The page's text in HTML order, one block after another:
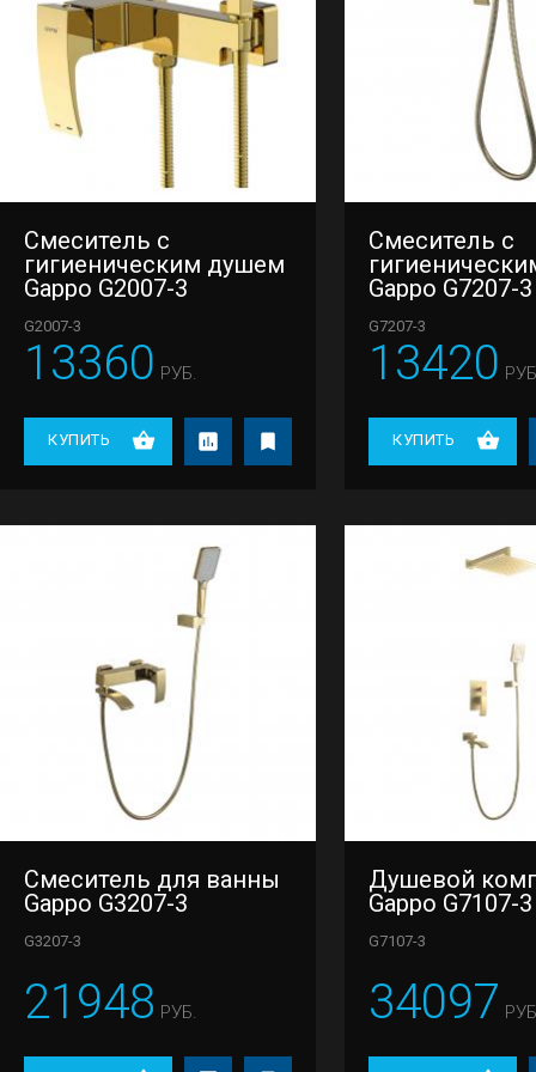
Смеситель с
гигиеническим душем
Gappo G2007-3
G2007-3
13360 РУБ.
КУПИТЬ
Смеситель с
Gappo G7207-3
G7207-3
13420
КУПИТЬ
Смеситель для ванны
Gappo G3207-3
G3207-3
21948 РУБ.
Душевой
Gappo G7107-3
G7107-3
34097